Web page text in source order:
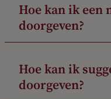
Hoe kan ik een
doorgeven?
Hoe kan ik
doorgeven?